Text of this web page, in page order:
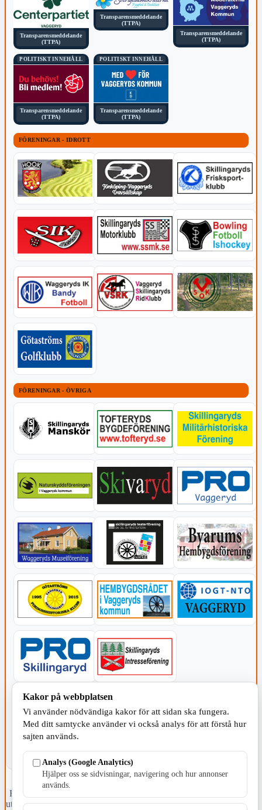
Transparensmeddelande
(TTPA)
Transparensmeddelande
(TTPA)
Transparensmeddelande
(TTPA)
POLITISKT INNEHÅLL
Transparensmeddelande
(TTPA)
POLITISKT INNEHÅLL
Transparensmeddelande
(TTPA)
FÖRENINGAR - IDROTT
FÖRENINGAR - ÖVRIGA
KOMMUNEN
Fristående webbtidningsföretag grundat 1991 som sedan 2002 ger
ut tidningen Skillingaryd.nu och 2010 lanserades Värnamo.nu. Från
Kakor på webbplatsen
Vi använder nödvändiga kakor för att sidan ska fungera.
Med ditt samtycke använder vi också analys för att förstå hur
sajten används.
Analys (Google Analytics)
Hjälper oss se sidvisningar, navigering och hur annonser
används.